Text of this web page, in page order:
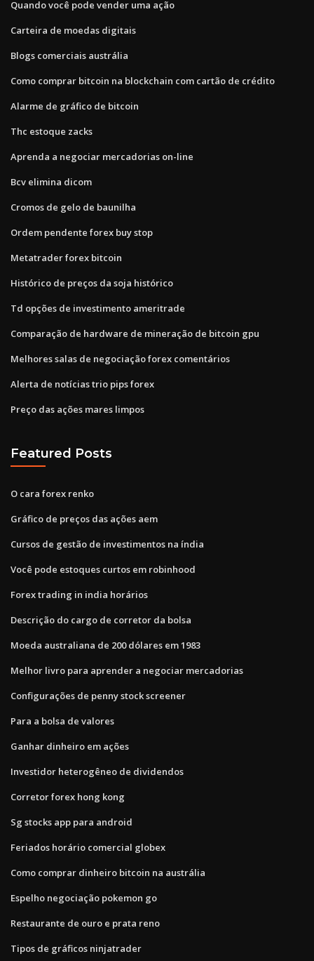
Quando você pode vender uma ação
Carteira de moedas digitais
Blogs comerciais austrália
Como comprar bitcoin na blockchain com cartão de crédito
Alarme de gráfico de bitcoin
Thc estoque zacks
Aprenda a negociar mercadorias on-line
Bcv elimina dicom
Cromos de gelo de baunilha
Ordem pendente forex buy stop
Metatrader forex bitcoin
Histórico de preços da soja histórico
Td opções de investimento ameritrade
Comparação de hardware de mineração de bitcoin gpu
Melhores salas de negociação forex comentários
Alerta de notícias trio pips forex
Preço das ações mares limpos
Featured Posts
O cara forex renko
Gráfico de preços das ações aem
Cursos de gestão de investimentos na índia
Você pode estoques curtos em robinhood
Forex trading in india horários
Descrição do cargo de corretor da bolsa
Moeda australiana de 200 dólares em 1983
Melhor livro para aprender a negociar mercadorias
Configurações de penny stock screener
Para a bolsa de valores
Ganhar dinheiro em ações
Investidor heterogêneo de dividendos
Corretor forex hong kong
Sg stocks app para android
Feriados horário comercial globex
Como comprar dinheiro bitcoin na austrália
Espelho negociação pokemon go
Restaurante de ouro e prata reno
Tipos de gráficos ninjatrader